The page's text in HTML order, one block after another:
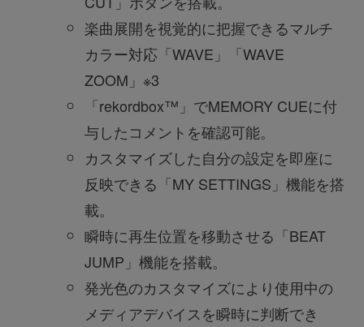
楽曲展開を視覚的に把握できるマルチ
カラー対応「WAVE」「WAVE
ZOOM」※3
「rekordbox™」でMEMORY CUEに付
与したコメントを確認可能。
カスタマイズした自分の設定を即座に
反映できる「MY SETTINGS」機能を搭
載。
瞬時に再生位置を移動させる「BEAT
JUMP」機能を搭載。
発光色のカスタマイズにより使用中の
メディアデバイスを瞬時に判断でき